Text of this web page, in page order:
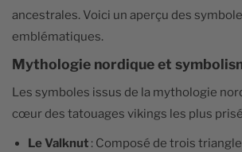
ancestrales. Voici un aperçu des
emblématiques.
Mythologie nordique et
Les symboles issus de la mythologie
cœur des tatouages vikings les plus
Le Valknut : Composé de trois